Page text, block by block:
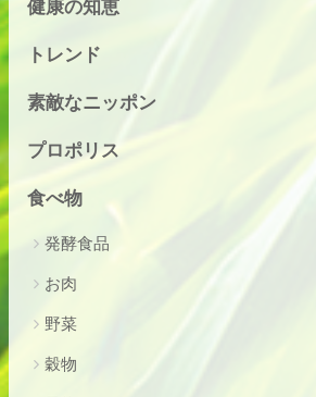
健康の知恵
トレンド
素敵なニッポン
プロポリス
食べ物
発酵食品
お肉
野菜
穀物